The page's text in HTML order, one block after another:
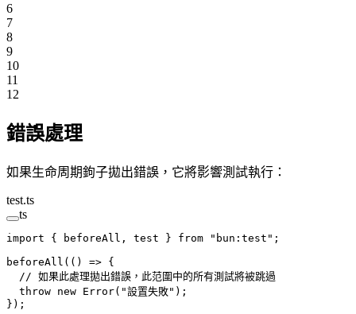
6
7
8
9
10
11
12
錯誤處理
如果生命周期鉤子拋出錯誤，它將影響測試執行：
test.ts
ts
import { beforeAll, test } from "bun:test" ;
beforeAll (() => {
  // 如果此處理拋出錯誤，此范圍中的所有測試將被跳過
  throw
new Error( "設置失敗" );
});